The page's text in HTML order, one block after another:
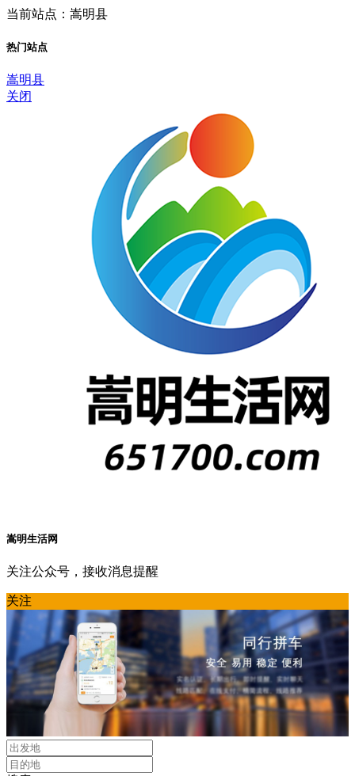
当前站点：嵩明县
热门站点
嵩明县
关闭
嵩明生活网
关注公众号，接收消息提醒
关注